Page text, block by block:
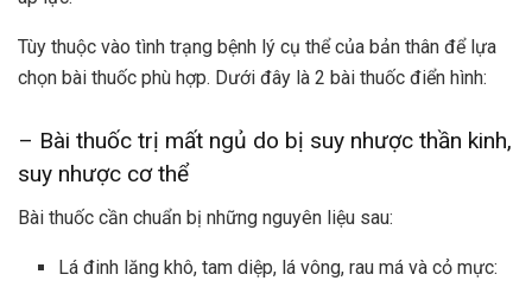
Tùy thuộc vào tình trạng bệnh lý cụ thể của bản thân để lựa
chọn bài thuốc phù hợp. Dưới đây là 2 bài thuốc điển hình:
– Bài thuốc trị mất ngủ do bị suy nhược thần kinh,
suy nhược cơ thể
Bài thuốc cần chuẩn bị những nguyên liệu sau:
Lá đinh lăng khô, tam diệp, lá vông, rau má và cỏ mực: